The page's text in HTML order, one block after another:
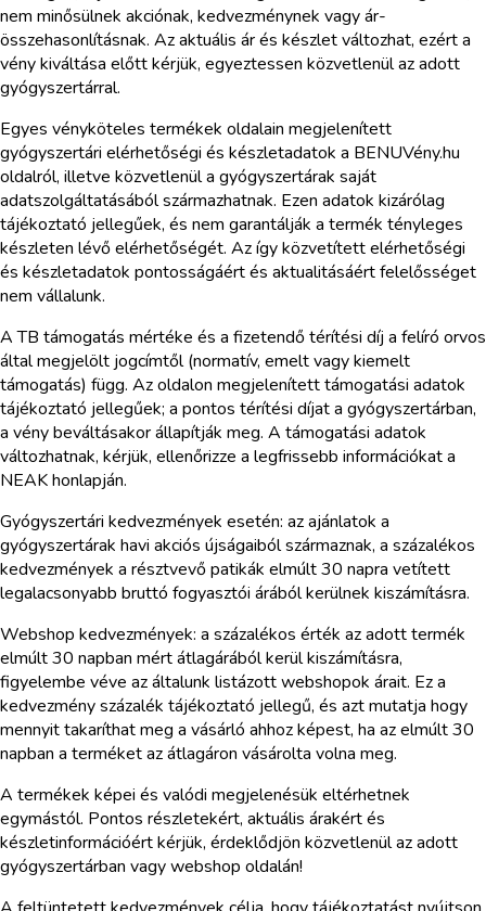
nem minősülnek akciónak, kedvezménynek vagy ár-
összehasonlításnak. Az aktuális ár és készlet változhat, ezért a
vény kiváltása előtt kérjük, egyeztessen közvetlenül az adott
gyógyszertárral.
Egyes vényköteles termékek oldalain megjelenített
gyógyszertári elérhetőségi és készletadatok a BENUVény.hu
oldalról, illetve közvetlenül a gyógyszertárak saját
adatszolgáltatásából származhatnak. Ezen adatok kizárólag
tájékoztató jellegűek, és nem garantálják a termék tényleges
készleten lévő elérhetőségét. Az így közvetített elérhetőségi
és készletadatok pontosságáért és aktualitásáért felelősséget
nem vállalunk.
A TB támogatás mértéke és a fizetendő térítési díj a felíró orvos
által megjelölt jogcímtől (normatív, emelt vagy kiemelt
támogatás) függ. Az oldalon megjelenített támogatási adatok
tájékoztató jellegűek; a pontos térítési díjat a gyógyszertárban,
a vény beváltásakor állapítják meg. A támogatási adatok
változhatnak, kérjük, ellenőrizze a legfrissebb információkat a
NEAK honlapján.
Gyógyszertári kedvezmények esetén: az ajánlatok a
gyógyszertárak havi akciós újságaiból származnak, a százalékos
kedvezmények a résztvevő patikák elmúlt 30 napra vetített
legalacsonyabb bruttó fogyasztói árából kerülnek kiszámításra.
Webshop kedvezmények: a százalékos érték az adott termék
elmúlt 30 napban mért átlagárából kerül kiszámításra,
figyelembe véve az általunk listázott webshopok árait. Ez a
kedvezmény százalék tájékoztató jellegű, és azt mutatja hogy
mennyit takaríthat meg a vásárló ahhoz képest, ha az elmúlt 30
napban a terméket az átlagáron vásárolta volna meg.
A termékek képei és valódi megjelenésük eltérhetnek
egymástól. Pontos részletekért, aktuális árakért és
készletinformációért kérjük, érdeklődjön közvetlenül az adott
gyógyszertárban vagy webshop oldalán!